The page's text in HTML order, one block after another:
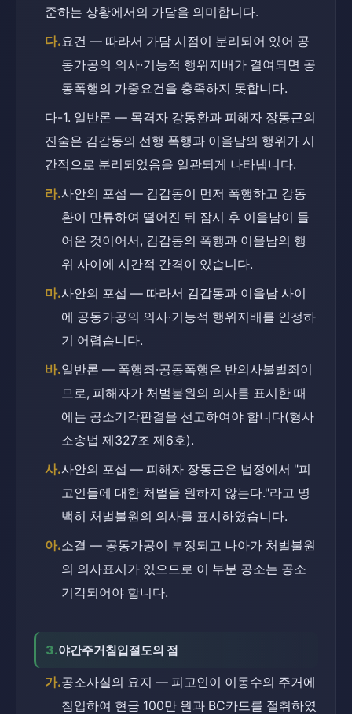
준하는 상황에서의 가담을 의미합니다.
다.요건 — 따라서 가담 시점이 분리되어 있어 공
동가공의 의사·기능적 행위지배가 결여되면 공
동폭행의 가중요건을 충족하지 못합니다.
다-1. 일반론 — 목격자 강동환과 피해자 장동근의
진술은 김갑동의 선행 폭행과 이을남의 행위가 시
간적으로 분리되었음을 일관되게 나타냅니다.
라.사안의 포섭 — 김갑동이 먼저 폭행하고 강동
환이 만류하여 떨어진 뒤 잠시 후 이을남이 들
어온 것이어서, 김갑동의 폭행과 이을남의 행
위 사이에 시간적 간격이 있습니다.
마.사안의 포섭 — 따라서 김갑동과 이을남 사이
에 공동가공의 의사·기능적 행위지배를 인정하
기 어렵습니다.
바.일반론 — 폭행죄·공동폭행은 반의사불벌죄이
므로, 피해자가 처벌불원의 의사를 표시한 때
에는 공소기각판결을 선고하여야 합니다(형사
소송법 제327조 제6호).
사.사안의 포섭 — 피해자 장동근은 법정에서 "피
고인들에 대한 처벌을 원하지 않는다."라고 명
백히 처벌불원의 의사를 표시하였습니다.
아.소결 — 공동가공이 부정되고 나아가 처벌불원
의 의사표시가 있으므로 이 부분 공소는 공소
기각되어야 합니다.
3.야간주거침입절도의 점
가.공소사실의 요지 — 피고인이 이동수의 주거에
침입하여 현금 100만 원과 BC카드를 절취하였